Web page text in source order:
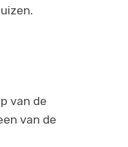
van de
van de